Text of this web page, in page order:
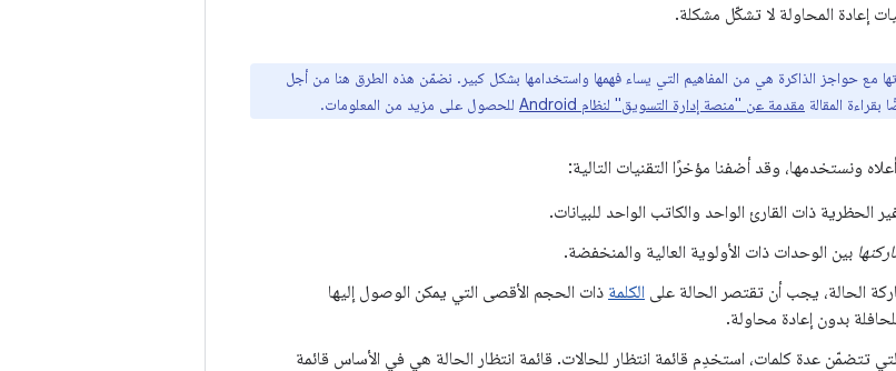
إعادة المحاولة لا تشكّل مشكلة.
مع حواجز الذاكرة هي من المفاهيم التي يساء فهمها واستخدامها بشكل كبير. نضمّن هذه الطرق هنا من أجل
المقالة مقدمة عن "منصة إدارة التسويق" لنظام Android للحصول على مزيد من المعلومات.
ونستخدمها، وقد أضفنا مؤخرًا التقنيات التالية:
الحظرية ذات القارئ الواحد والكاتب الواحد للبيانات.
بين الوحدات ذات الأولوية العالية والمنخفضة.
الحالة، يجب أن تقتصر الحالة على الكلمة ذات الحجم الأقصى التي يمكن الوصول إليها
بدون إعادة محاولة.
تتضمّن عدة كلمات، استخدِم قائمة انتظار للحالات. قائمة انتظار الحالة هي في الأساس قائمة